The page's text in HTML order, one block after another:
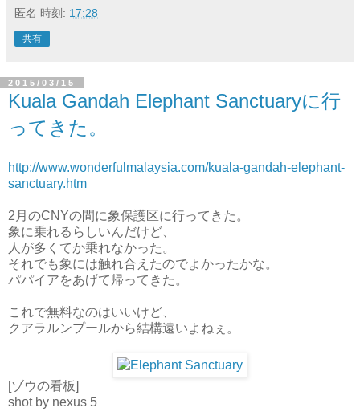
匿名 時刻: 17:28
共有
2015/03/15
Kuala Gandah Elephant Sanctuaryに行
ってきた。
http://www.wonderfulmalaysia.com/kuala-gandah-elephant-
sanctuary.htm
2月のCNYの間に象保護区に行ってきた。
象に乗れるらしいんだけど、
人が多くてか乗れなかった。
それでも象には触れ合えたのでよかったかな。
パパイアをあげて帰ってきた。
これで無料なのはいいけど、
クアラルンプールから結構遠いよねぇ。
[ゾウの看板]
shot by nexus 5